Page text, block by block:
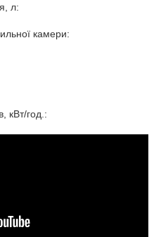
л:
камери:
кВт/год.: